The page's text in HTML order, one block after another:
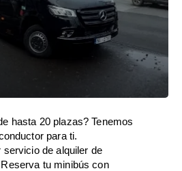
hasta 20 plazas? Tenemos
para ti.
servicio de alquiler de
tu minibús con